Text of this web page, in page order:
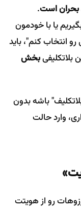
است.
یا با خودمون
انتخاب کنم"، باید
بلاتکلیفیبخش
باشه بدون
وارد حالت
رو از هویتت